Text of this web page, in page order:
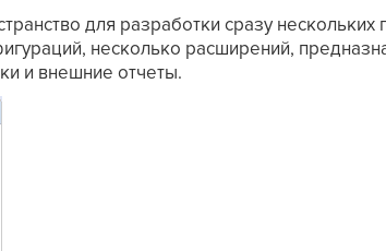
для разработки сразу
несколько расширений,
и внешние отчеты.